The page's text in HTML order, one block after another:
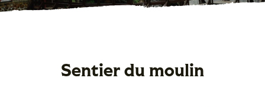
Sentier du moulin